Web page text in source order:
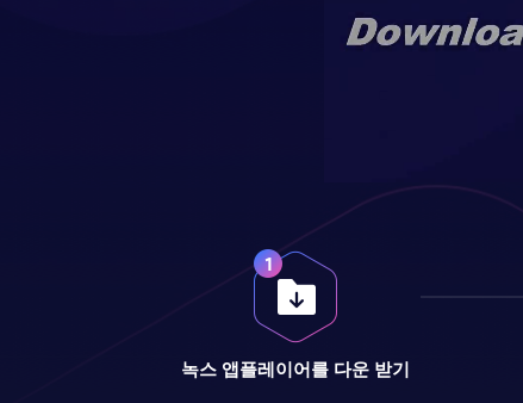
녹스 앱플레이어를 다운 받기